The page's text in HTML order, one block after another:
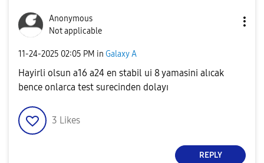
Anonymous
Not applicable
‎11-24-2025 02:05 PM in Galaxy A
Hayirli olsun a16 a24 en stabil ui 8 yamasini alıcak
bence onlarca test surecinden dolayı
3 Likes
REPLY